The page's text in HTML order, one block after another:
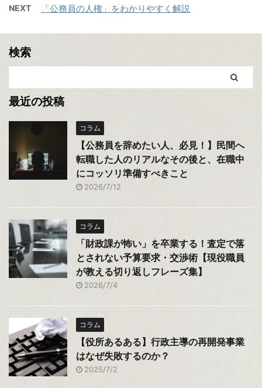
NEXT 「公務員の人権」をわかりやすく解説
検索
最近の投稿
コラム
【公務員を辞めたい人、必見！】民間へ
転職した人のリアルなその後と、在職中
にコッソリ準備すべきこと
2026/7/12
コラム
「財政課が怖い」を卒業する！査定で落
とされない予算要求・交渉術【現役職員
が教える切り返しフレーズ集】
2026/7/4
コラム
【役所あるある】行政主導の再開発事業
はなぜ失敗するのか？
2025/7/2